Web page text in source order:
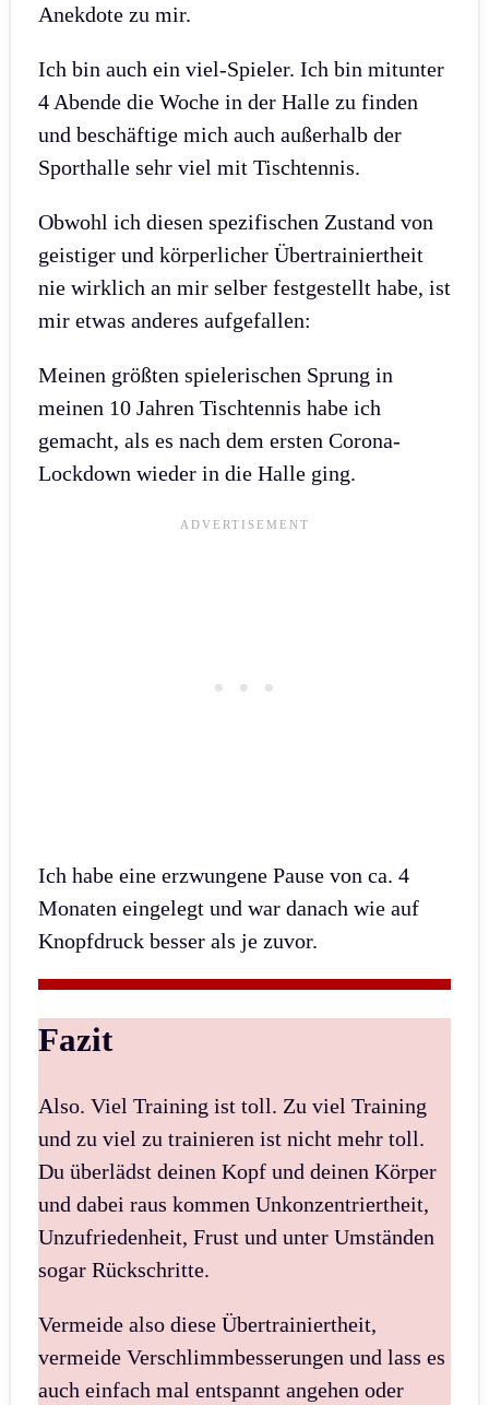
Anekdote zu mir.
Ich bin auch ein viel-Spieler. Ich bin mitunter
4 Abende die Woche in der Halle zu finden
und beschäftige mich auch außerhalb der
Sporthalle sehr viel mit Tischtennis.
Obwohl ich diesen spezifischen Zustand von
geistiger und körperlicher Übertrainiertheit
nie wirklich an mir selber festgestellt habe, ist
mir etwas anderes aufgefallen:
Meinen größten spielerischen Sprung in
meinen 10 Jahren Tischtennis habe ich
gemacht, als es nach dem ersten Corona-
Lockdown wieder in die Halle ging.
Ich habe eine erzwungene Pause von ca. 4
Monaten eingelegt und war danach wie auf
Knopfdruck besser als je zuvor.
Fazit
Also. Viel Training ist toll. Zu viel Training
und zu viel zu trainieren ist nicht mehr toll.
Du überlädst deinen Kopf und deinen Körper
und dabei raus kommen Unkonzentriertheit,
Unzufriedenheit, Frust und unter Umständen
sogar Rückschritte.
Vermeide also diese Übertrainiertheit,
vermeide Verschlimmbesserungen und lass es
auch einfach mal entspannt angehen oder